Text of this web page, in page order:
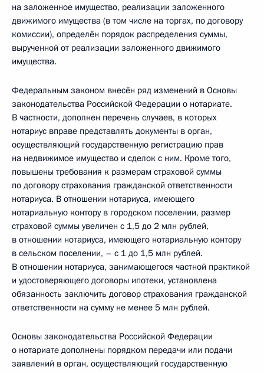
на заложенное имущество, реализации заложенного
движимого имущества (в том числе на торгах, по договору
комиссии), определён порядок распределения суммы,
вырученной от реализации заложенного движимого
имущества.
Федеральным законом внесён ряд изменений в Основы
законодательства Российской Федерации о нотариате.
В частности, дополнен перечень случаев, в которых
нотариус вправе представлять документы в орган,
осуществляющий государственную регистрацию прав
на недвижимое имущество и сделок с ним. Кроме того,
повышены требования к размерам страховой суммы
по договору страхования гражданской ответственности
нотариуса. В отношении нотариуса, имеющего
нотариальную контору в городском поселении, размер
страховой суммы увеличен с 1,5 до 2 млн рублей,
в отношении нотариуса, имеющего нотариальную контору
в сельском поселении, – с 1 до 1,5 млн рублей.
В отношении нотариуса, занимающегося частной практикой
и удостоверяющего договоры ипотеки, установлена
обязанность заключить договор страхования гражданской
ответственности на сумму не менее 5 млн рублей.
Основы законодательства Российской Федерации
о нотариате дополнены порядком передачи или подачи
заявлений в орган, осуществляющий государственную